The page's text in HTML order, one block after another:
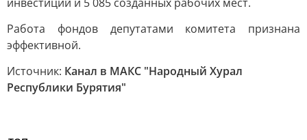
Работа фондов депутатами комитета признана
эффективной.
Источник: Канал в МАКС "Народный Хурал
Республики Бурятия"